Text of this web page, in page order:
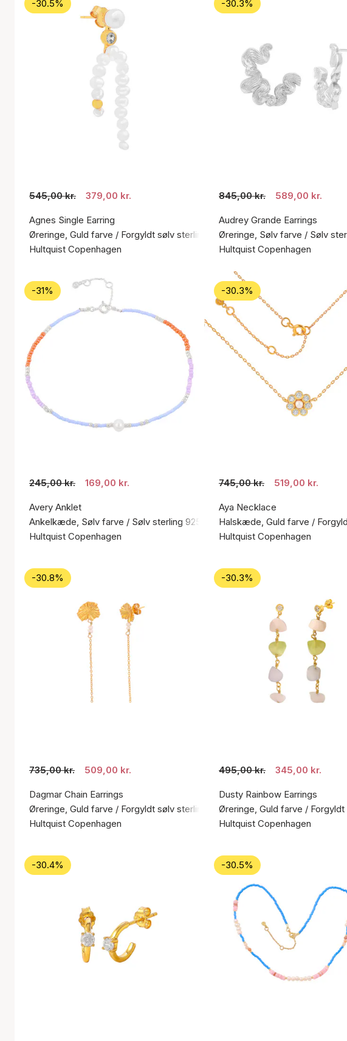
-30.5%
545,00 kr. 379,00 kr.
Agnes Single Earring
Øreringe, Guld farve / Forgyldt sølv sterling 925
Hultquist Copenhagen
-30.3%
845,00 kr. 589,00 kr.
Audrey Grande Earrings
Øreringe, Sølv farve / Sølv
Hultquist Copenhagen
-31%
245,00 kr. 169,00 kr.
Avery Anklet
Ankelkæde, Sølv farve / Sølv sterling 925
Hultquist Copenhagen
-30.3%
745,00 kr. 519,00 kr.
Aya Necklace
Halskæde, Guld farve /
Hultquist Copenhagen
-30.8%
735,00 kr. 509,00 kr.
Dagmar Chain Earrings
Øreringe, Guld farve / Forgyldt sølv sterling 925
Hultquist Copenhagen
-30.3%
495,00 kr. 345,00 kr.
Dusty Rainbow Earrings
Øreringe, Guld farve /
Hultquist Copenhagen
-30.4% -30.5%